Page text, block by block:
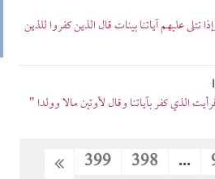
عليهم آياتنا بينات قال الذين كفروا للذين
الذي كفر بآياتنا وقال لأوتين مالا وولدا "
...
398
399